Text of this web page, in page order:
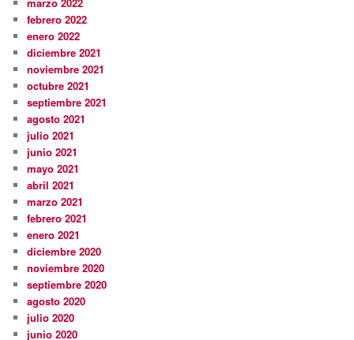
febrero 2022
enero 2022
diciembre 2021
noviembre 2021
octubre 2021
septiembre 2021
agosto 2021
julio 2021
junio 2021
mayo 2021
abril 2021
marzo 2021
febrero 2021
enero 2021
diciembre 2020
noviembre 2020
septiembre 2020
agosto 2020
julio 2020
junio 2020